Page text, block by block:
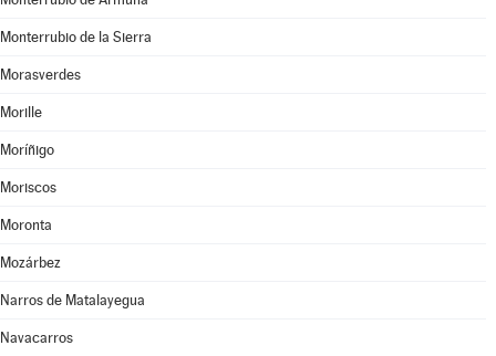
Monterrubio de la Sierra
Morasverdes
Morille
Moríñigo
Moriscos
Moronta
Mozárbez
Narros de Matalayegua
Navacarros